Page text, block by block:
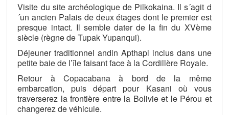
Visite du site archéologique de Pilkokaina. Il s´agit d
´un ancien Palais de deux étages dont le premier est
presque intact. Il semble dater de la fin du XVème
siècle (règne de Tupak Yupanqui).
Déjeuner traditionnel andin Apthapi inclus dans une
petite baie de l’île faisant face à la Cordillère Royale.
Retour à Copacabana à bord de la même
embarcation, puis départ pour Kasani où vous
traverserez la frontière entre la Bolivie et le Pérou et
changerez de véhicule.